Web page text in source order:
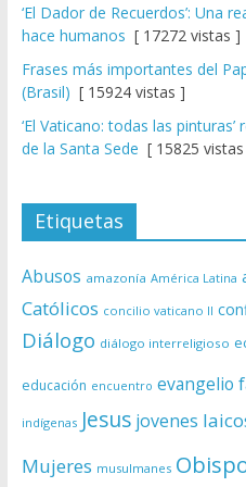
‘El Dador de Recuerdos’: Una
hace humanos [ 17272 vistas ]
Frases más importantes del
(Brasil) [ 15924 vistas ]
‘El Vaticano: todas las
de la Santa Sede [ 15825
Etiquetas
Abusos amazonía América Latina
Católicos concilio vaticano II
Diálogo diálogo interreligioso
educación encuentro evangelio
indígenas Jesus jovenes
Mujeres musulmanes